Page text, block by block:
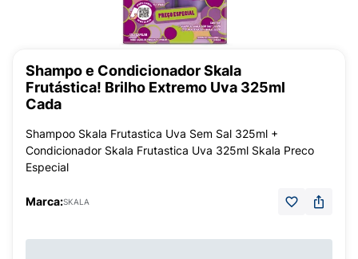
Shampo e Condicionador Skala
Frutástica! Brilho Extremo Uva 325ml
Cada
Shampoo Skala Frutastica Uva Sem Sal 325ml +
Condicionador Skala Frutastica Uva 325ml Skala Preco
Especial
Marca:SKALA